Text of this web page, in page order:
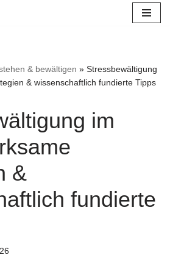
& bewältigen » Stressbewältigung
& wissenschaftlich fundierte Tipps
im
&
fundierte